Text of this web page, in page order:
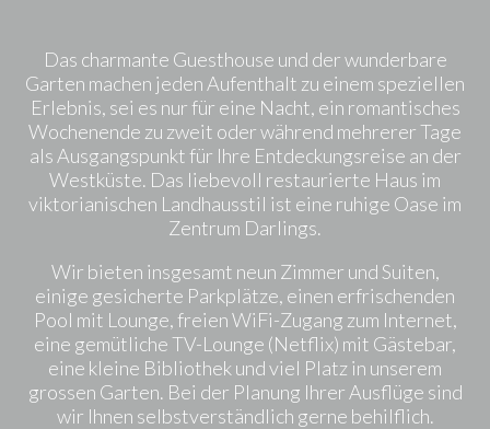
Das charmante Guesthouse und der wunderbare
Garten machen jeden Aufenthalt zu einem speziellen
Erlebnis, sei es nur für eine Nacht, ein romantisches
Wochenende zu zweit oder während mehrerer Tage
als Ausgangspunkt für Ihre Entdeckungsreise an der
Westküste. Das liebevoll restaurierte Haus im
viktorianischen Landhausstil ist eine ruhige Oase im
Zentrum Darlings.
Wir bieten insgesamt neun Zimmer und Suiten,
einige gesicherte Parkplätze, einen erfrischenden
Pool mit Lounge, freien WiFi-Zugang zum Internet,
eine gemütliche TV-Lounge (Netflix) mit Gästebar,
eine kleine Bibliothek und viel Platz in unserem
grossen Garten. Bei der Planung Ihrer Ausflüge sind
wir Ihnen selbstverständlich gerne behilflich.